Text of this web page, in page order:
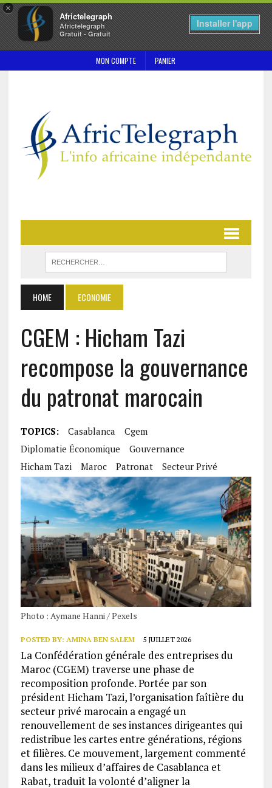
×
Africtelegraph
Africtelegraph
Gratuit - Gratuit
Installer l'app
MON COMPTE PANIER
HOME ECONOMIE
CGEM : Hicham Tazi
recompose la gouvernance
du patronat marocain
TOPICS: Casablanca
Cgem
Diplomatie Économique
Gouvernance
Hicham Tazi
Maroc Patronat Secteur Privé
Photo : Aymane Hanni / Pexels
POSTED BY: AMINA BEN SALEM 5 JUILLET 2026
La Confédération générale des entreprises du
Maroc (CGEM) traverse une phase de
recomposition profonde. Portée par son
président Hicham Tazi, l’organisation faîtière du
secteur privé marocain a engagé un
renouvellement de ses instances dirigeantes qui
redistribue les cartes entre générations, régions
et filières. Ce mouvement, largement commenté
dans les milieux d’affaires de Casablanca et
Rabat, traduit la volonté d’aligner la